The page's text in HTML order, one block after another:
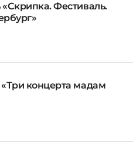
Фестиваль.
«Три концерта мадам